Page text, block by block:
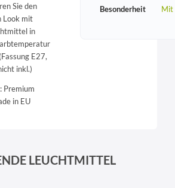
Sie den
Look mit
in
E27,
inkl.)
Premium
in EU
Besonderheit Mit
LEUCHTMITTEL